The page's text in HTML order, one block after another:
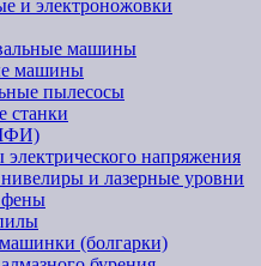
и электроножовки
машины
машины
пылесосы
станки
электрического напряжения
и лазерные уровни
фены
(болгарки)